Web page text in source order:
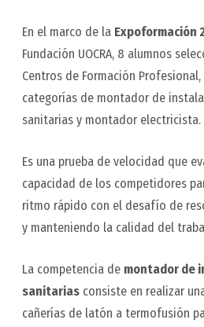
En el marco de la Expoformación
Fundación UOCRA, 8 alumnos
Centros de Formación
categorías de montador de
sanitarias y montador electricista.
Es una prueba de velocidad que
capacidad de los competidores
ritmo rápido con el desafío de
y manteniendo la calidad del
La competencia de montador de
sanitariasconsiste en realizar
cañerías de latón a termofusión